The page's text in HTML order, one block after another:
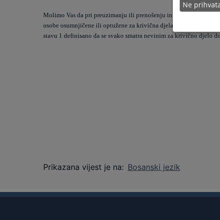
Molimo Vas da pri preuzimanju ili prenošenju informacija koje
osobe osumnjičene ili optužene za krivična djela imate u vidu
stavu 1 definisano da se svako smatra nevinim za krivično djelo
Prikazana vijest je na: Bosanski jezik
Ne